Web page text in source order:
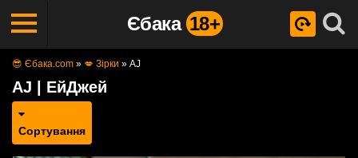
Єбака 18+
😎 Єбака.com » 💋 Зірки » AJ
AJ | ЕйДжей
Сортування